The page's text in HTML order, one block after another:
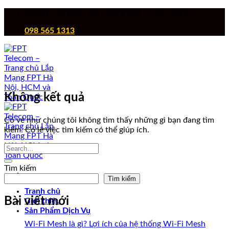
098 565 1313
Tranh chủ
Giới thiệu
Sản Phẩm Dịch Vụ
Không kết quả
Có vẻ như chúng tôi không tìm thấy những gì bạn đang tìm
kiếm. Có lẽ việc tìm kiếm có thể giúp ích.
Tìm kiếm
Tìm kiếm
Bài viết mới
Wi-Fi Mesh là gì? Lợi ích của hệ thống Wi-Fi Mesh